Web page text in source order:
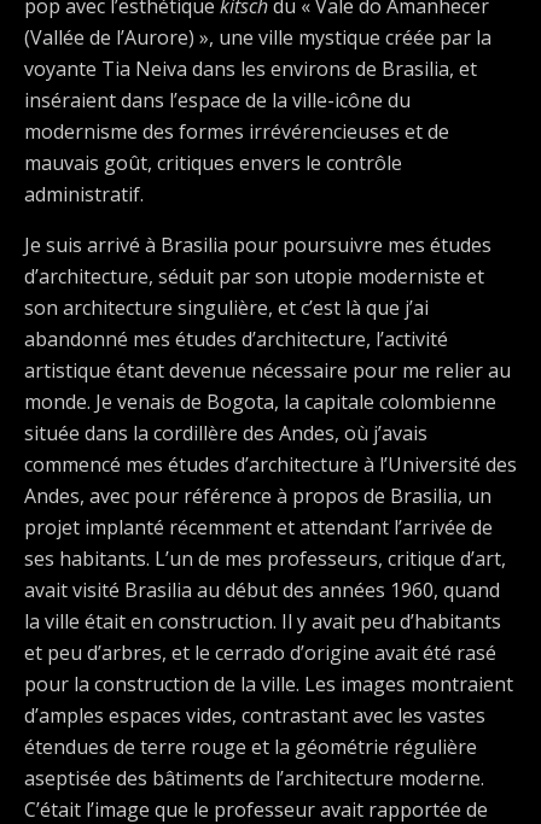
pop avec l’esthétique kitschdu « Vale do Amanhecer
(Vallée de l’Aurore) », une ville mystique créée par la
voyante Tia Neiva dans les environs de Brasilia, et
inséraient dans l’espace de la ville-icône du
modernisme des formes irrévérencieuses et de
mauvais goût, critiques envers le contrôle
administratif.
Je suis arrivé à Brasilia pour poursuivre mes études
d’architecture, séduit par son utopie moderniste et
son architecture singulière, et c’est là que j’ai
abandonné mes études d’architecture, l’activité
artistique étant devenue nécessaire pour me relier au
monde. Je venais de Bogota, la capitale colombienne
située dans la cordillère des Andes, où j’avais
commencé mes études d’architecture à l’Université des
Andes, avec pour référence à propos de Brasilia, un
projet implanté récemment et attendant l’arrivée de
ses habitants. L’un de mes professeurs, critique d’art,
avait visité Brasilia au début des années 1960, quand
la ville était en construction. Il y avait peu d’habitants
et peu d’arbres, et le cerrado d’origine avait été rasé
pour la construction de la ville. Les images montraient
d’amples espaces vides, contrastant avec les vastes
étendues de terre rouge et la géométrie régulière
aseptisée des bâtiments de l’architecture moderne.
C’était l’image que le professeur avait rapportée de